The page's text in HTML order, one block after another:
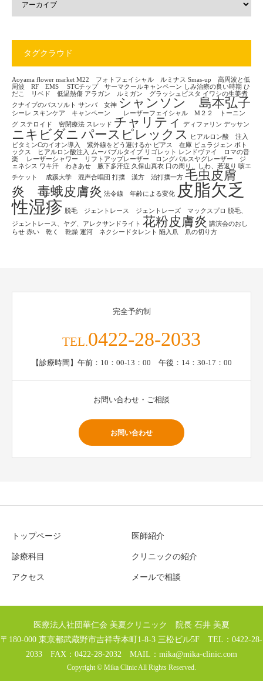
タグクラウド
Aoyama flower market M22 フォトフェイシャル ルミナス Smas-up 高周波と低
周波 RF EMS
STCチップ サーマクールキャンペーン しみ治療の良い時期 ひ
だこ リベド 低温熱傷 アラガン ルミガン グラッシュビスタ イワシの生姜煮
クナイプのバスソルト サンバ 女神 シャンソン 島本弘子
シーレ スキンケア キャンペーン レーザーフェイシャル M２２ トーニン
グ ステロイド 密閉療法 スレッド チャリティ ディファリン デッサン
ニキビダニ パースピレックス
ヒアルロン酸 注入
ビタミンCのイオン導入 紫外線をどう避けるか ピアス 在庫 ピュラジェン ボト
ックス ヒアルロン酸注入
ムーバブルタイプ リゴレット レンドヴァイ ロマの音
楽
レーザーシャワー リフトアップレーザー ロングパルスヤグレーザー ジ
ェネシス ワキ汗 わきあせ 腋下多汗症 久保山真衣 口の周り、しわ、若返り 咳エ
チケット
成蹊大学 混声合唱団 打撲 漢方 治打撲一方 毛虫皮膚
炎 毒蛾皮膚炎 法令線 年齢による変化
皮脂欠乏
性湿疹 脱毛 ジェントレース ジェントレーズ マックスプロ
脱毛、
ジェントレース、ヤグ、アレクサンドライト 花粉皮膚炎 講演会のおし
らせ 赤い 乾く 乾燥 運河 ネクシードタレント 陥入爪 爪の切り方
完全予約制
TEL.0422-28-2033
【診療時間】午前：10：00-13：00 午後：14：30-17：00
お問い合わせ・ご相談
お問い合わせ
トップページ 医師紹介
診療科目 クリニックの紹介
アクセス メールで相談
医療法人社団華仁会 美夏クリニック 院長 石井 美夏
〒180-000 東京都武蔵野市吉祥寺本町1-8-3 三松ビル5F TEL：0422-28-
2033 FAX：0422-28-2032 MAIL： mika@mika-clinic.com
Copyright © Mika Clinic All Rights Reserved.